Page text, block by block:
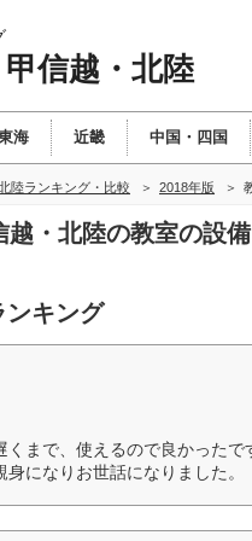
信越・北陸
海 近畿 中国・四国
陸ランキング・比較 2018年版
越・北陸の教室の設
ンキング
まで、使えるので良かった
になりお世話になりました。